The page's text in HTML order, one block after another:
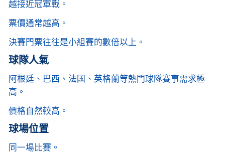
越接近冠軍戰。
票價通常越高。
決賽門票往往是小組賽的數倍以上。
球隊人氣
阿根廷、巴西、法國、英格蘭等熱門球隊賽事需求極
高。
價格自然較高。
球場位置
同一場比賽。